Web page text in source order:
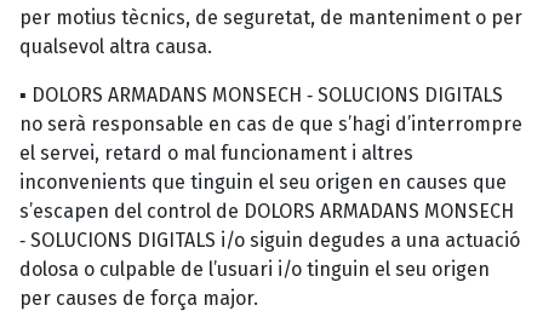
per motius tècnics, de seguretat, de manteniment o per
qualsevol altra causa.
▪ DOLORS ARMADANS MONSECH ‐ SOLUCIONS DIGITALS
no serà responsable en cas de que s’hagi d’interrompre
el servei, retard o mal funcionament i altres
inconvenients que tinguin el seu origen en causes que
s’escapen del control de DOLORS ARMADANS MONSECH
‐ SOLUCIONS DIGITALS i/o siguin degudes a una actuació
dolosa o culpable de l’usuari i/o tinguin el seu origen
per causes de força major.